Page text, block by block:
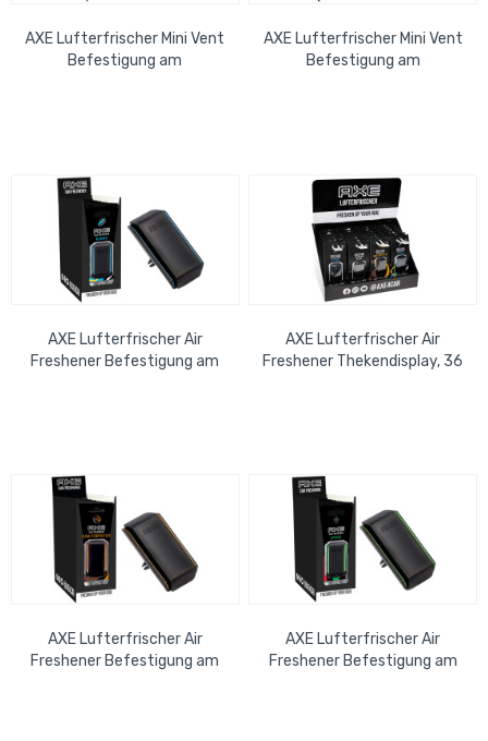
AXE Lufterfrischer Mini Vent
Befestigung am
AXE Lufterfrischer Mini Vent
Befestigung am
AXE Lufterfrischer Air
Freshener Befestigung am
AXE Lufterfrischer Air
Freshener Thekendisplay, 36
AXE Lufterfrischer Air
Freshener Befestigung am
AXE Lufterfrischer Air
Freshener Befestigung am